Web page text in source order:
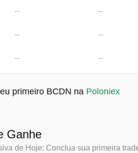
-- --
-- --
-- --
primeiro BCDN na Poloniex
Ganhe
de Hoje: Conclua sua primeira